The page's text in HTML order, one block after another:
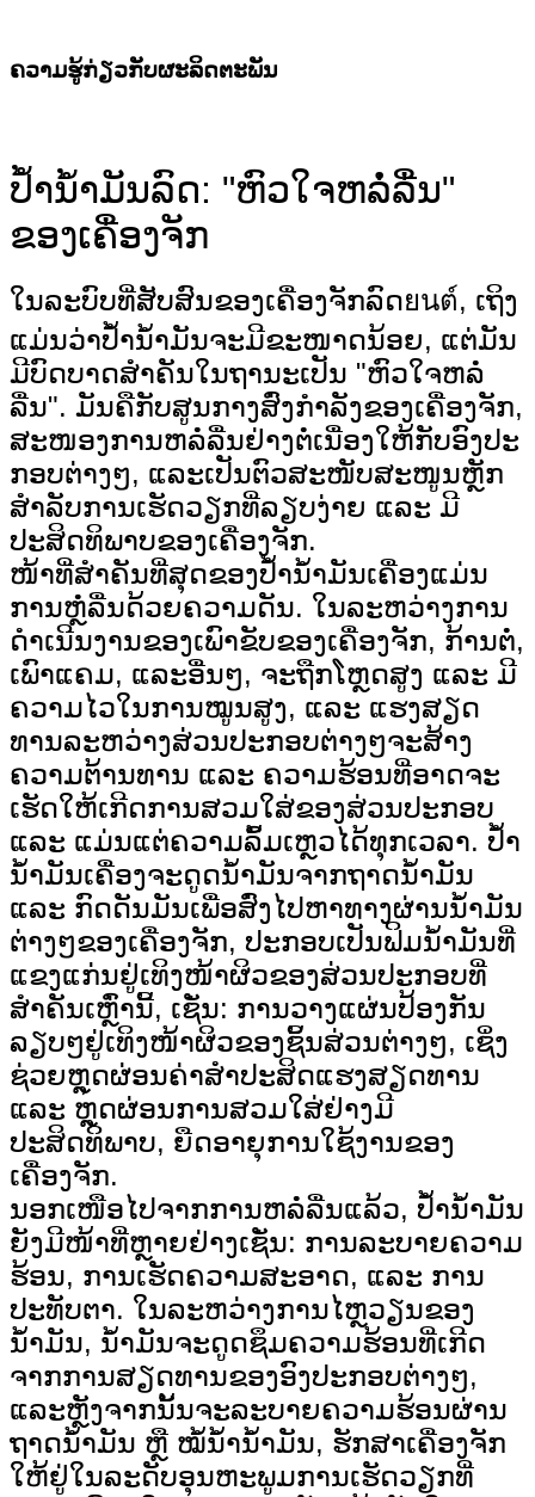
ຄວາມຮູ້ກ່ຽວກັບຜະລິດຕະພັນ
ປໍ້ານໍ້າມັນລົດ: "ຫົວໃຈຫລໍ່ລື່ນ"
ຂອງເຄື່ອງຈັກ
ໃນລະບົບທີ່ສັບສົນຂອງເຄື່ອງຈັກລົດยนต์, ເຖິງ
ແມ່ນວ່າປໍ້ານໍ້າມັນຈະມີຂະໜາດນ້ອຍ, ແຕ່ມັນ
ມີບົດບາດສຳຄັນໃນຖານະເປັນ "ຫົວໃຈຫລໍ່
ລື່ນ". ມັນຄືກັບສູນກາງສົ່ງກຳລັງຂອງເຄື່ອງຈັກ,
ສະໜອງການຫລໍ່ລື່ນຢ່າງຕໍ່ເນື່ອງໃຫ້ກັບອົງປະ
ກອບຕ່າງໆ, ແລະເປັນຕົວສະໜັບສະໜູນຫຼັກ
ສຳລັບການເຮັດວຽກທີ່ລຽບງ່າຍ ແລະ ມີ
ປະສິດທິພາບຂອງເຄື່ອງຈັກ.
ໜ້າທີ່ສຳຄັນທີ່ສຸດຂອງປ້ຳນ້ຳມັນເຄື່ອງແມ່ນ
ການຫຼໍ່ລື່ນດ້ວຍຄວາມດັນ. ໃນລະຫວ່າງການ
ດຳເນີນງານຂອງເພົາຂັບຂອງເຄື່ອງຈັກ, ກ້ານຕໍ່,
ເພົາແຄມ, ແລະອື່ນໆ, ຈະຖືກໂຫຼດສູງ ແລະ ມີ
ຄວາມໄວໃນການໝູນສູງ, ແລະ ແຮງສຽດ
ທານລະຫວ່າງສ່ວນປະກອບຕ່າງໆຈະສ້າງ
ຄວາມຕ້ານທານ ແລະ ຄວາມຮ້ອນທີ່ອາດຈະ
ເຮັດໃຫ້ເກີດການສວມໃສ່ຂອງສ່ວນປະກອບ
ແລະ ແມ່ນແຕ່ຄວາມລົ້ມເຫຼວໄດ້ທຸກເວລາ. ປ້ຳ
ນ້ຳມັນເຄື່ອງຈະດູດນ້ຳມັນຈາກຖາດນ້ຳມັນ
ແລະ ກົດດັນມັນເພື່ອສົ່ງໄປຫາທາງຜ່ານນ້ຳມັນ
ຕ່າງໆຂອງເຄື່ອງຈັກ, ປະກອບເປັນຟິມນ້ຳມັນທີ່
ແຂງແກ່ນຢູ່ເທິງໜ້າຜິວຂອງສ່ວນປະກອບທີ່
ສຳຄັນເຫຼົ່ານີ້, ເຊັ່ນ: ການວາງແຜ່ນປ້ອງກັນ
ລຽບໆຢູ່ເທິງໜ້າຜິວຂອງຊິ້ນສ່ວນຕ່າງໆ, ເຊິ່ງ
ຊ່ວຍຫຼຸດຜ່ອນຄ່າສຳປະສິດແຮງສຽດທານ
ແລະ ຫຼຸດຜ່ອນການສວມໃສ່ຢ່າງມີ
ປະສິດທິພາບ, ຍືດອາຍຸການໃຊ້ງານຂອງ
ເຄື່ອງຈັກ.
ນອກເໜືອໄປຈາກການຫລໍ່ລື່ນແລ້ວ, ປໍ້ານໍ້າມັນ
ຍັງມີໜ້າທີ່ຫຼາຍຢ່າງເຊັ່ນ: ການລະບາຍຄວາມ
ຮ້ອນ, ການເຮັດຄວາມສະອາດ, ແລະ ການ
ປະທັບຕາ. ໃນລະຫວ່າງການໄຫຼວຽນຂອງ
ນໍ້າມັນ, ນໍ້າມັນຈະດູດຊຶມຄວາມຮ້ອນທີ່ເກີດ
ຈາກການສຽດທານຂອງອົງປະກອບຕ່າງໆ,
ແລະຫຼັງຈາກນັ້ນຈະລະບາຍຄວາມຮ້ອນຜ່ານ
ຖາດນໍ້າມັນ ຫຼື ໝໍ້ນໍ້ານໍ້າມັນ, ຮັກສາເຄື່ອງຈັກ
ໃຫ້ຢູ່ໃນລະດັບອຸນຫະພູມການເຮັດວຽກທີ່